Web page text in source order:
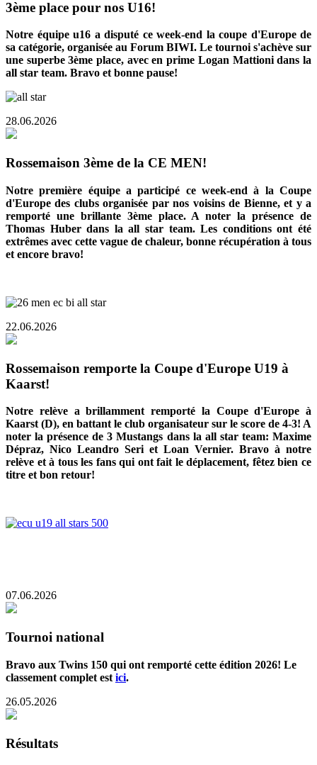
3ème place pour nos U16!
Notre équipe u16 a disputé ce week-end la coupe d'Europe de
sa catégorie, organisée au Forum BIWI. Le tournoi s'achève sur
une superbe 3ème place, avec en prime Logan Mattioni dans la
all star team. Bravo et bonne pause!
28.06.2026
Rossemaison 3ème de la CE MEN!
Notre première équipe a participé ce week-end à la Coupe
d'Europe des clubs organisée par nos voisins de Bienne, et y a
remporté une brillante 3ème place. A noter la présence de
Thomas Huber dans la all star team. Les conditions ont été
extrêmes avec cette vague de chaleur, bonne récupération à tous
et encore bravo!
22.06.2026
Rossemaison remporte la Coupe d'Europe U19 à
Kaarst!
Notre relève a brillamment remporté la Coupe d'Europe à
Kaarst (D), en battant le club organisateur sur le score de 4-3! A
noter la présence de 3 Mustangs dans la all star team: Maxime
Dépraz, Nico Leandro Seri et Loan Vernier. Bravo à notre
relève et à tous les fans qui ont fait le déplacement, fêtez bien ce
titre et bon retour!
07.06.2026
Tournoi national
Bravo aux Twins 150 qui ont remporté cette édition 2026! Le
classement complet est ici.
26.05.2026
Résultats